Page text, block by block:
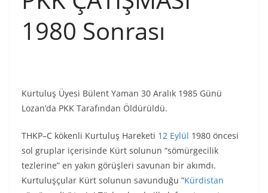
1980 Sonrası
Kurtuluş Üyesi Bülent Yaman 30 Aralık 1985 Günü
Lozan’da PKK Tarafından Öldürüldü.
THKP–C kökenli Kurtuluş Hareketi 12 Eylül 1980 öncesi
sol gruplar içerisinde Kürt solunun “sömürgecilik
tezlerine” en yakın görüşleri savunan bir akımdı.
Kurtuluşçular Kürt solunun savunduğu ”Kürdistan